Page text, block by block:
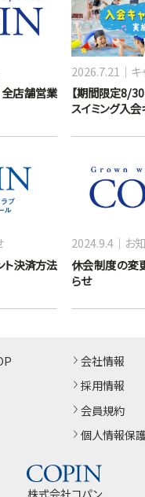
全店舗営業
【期間限定8/
スイミング入会
2026.7.21 キ
ト決済方法
休会制度の変
らせ
2024.9.4 お
会社情報
採用情報
会員規約
個人情報保
株式会社コパン